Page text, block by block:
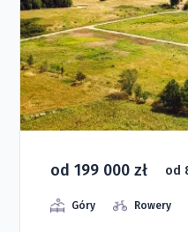
od 199 000 zł od
Góry Rowery